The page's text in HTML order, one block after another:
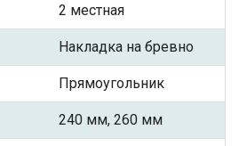
2 местная
Накладка на бревно
Прямоугольник
240 мм, 260 мм